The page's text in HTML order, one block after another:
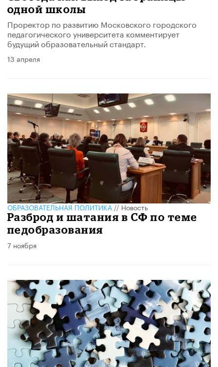
одной школы
Проректор по развитию Московского городского
педагогического университета комментирует
будущий образовательный стандарт.
13 апреля
ОБРАЗОВАТЕЛЬНАЯ ПОЛИТИКА//Новость
Разброд и шатания в СФ по теме
педобразования
7 ноября